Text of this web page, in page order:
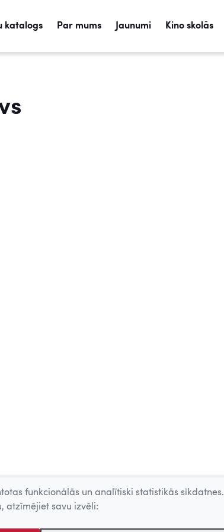
katalogs Par mums Jaunumi Kino skolās
funkcionālās un analītiski statistikās sīkdatnes.
atzīmējiet savu izvēli: